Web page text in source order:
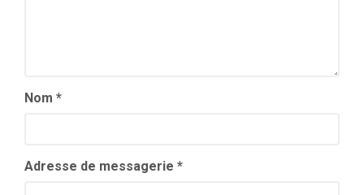
Nom *
Adresse de messagerie *